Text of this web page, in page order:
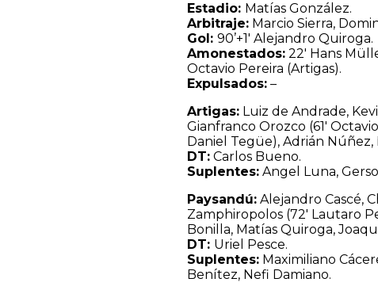
Estadio: Matías González.
Arbitraje: Marcio Sierra,
Gol: 90’+1′ Alejandro Quiroga.
Amonestados: 22′ Hans
Octavio Pereira (Artigas).
Expulsados: –
Artigas: Luiz de Andrade,
Gianfranco Orozco (61′
Daniel Tegüe), Adrián Núñez,
DT: Carlos Bueno.
Suplentes: Angel Luna,
Paysandú: Alejandro Cascé,
Zamphiropolos (72′ Lautaro
Bonilla, Matías Quiroga,
DT: Uriel Pesce.
Suplentes: Maximiliano
Benítez, Nefi Damiano.